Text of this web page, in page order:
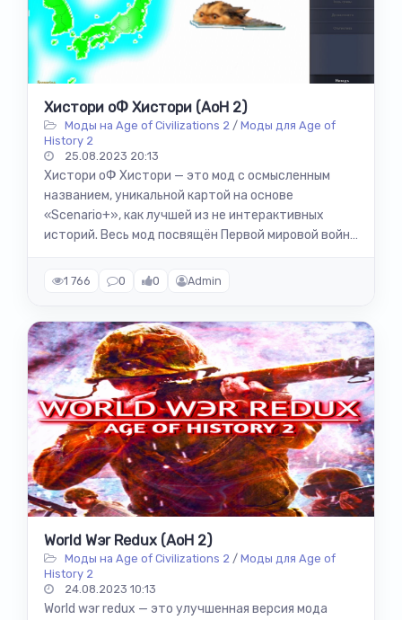
Хистори оФ Хистори (AoH 2)
Моды на Age of Civilizations 2 / Моды для Age of
History 2
25.08.2023 20:13
Хистори оФ Хистори — это мод с осмысленным
названием, уникальной картой на основе
«Scenario+», как лучшей из не интерактивных
историй. Весь мод посвящён Первой мировой войне
1 766 0 0 Admin
World Wэr Redux (AoH 2)
Моды на Age of Civilizations 2 / Моды для Age of
History 2
24.08.2023 10:13
World wэr redux — это улучшенная версия мода